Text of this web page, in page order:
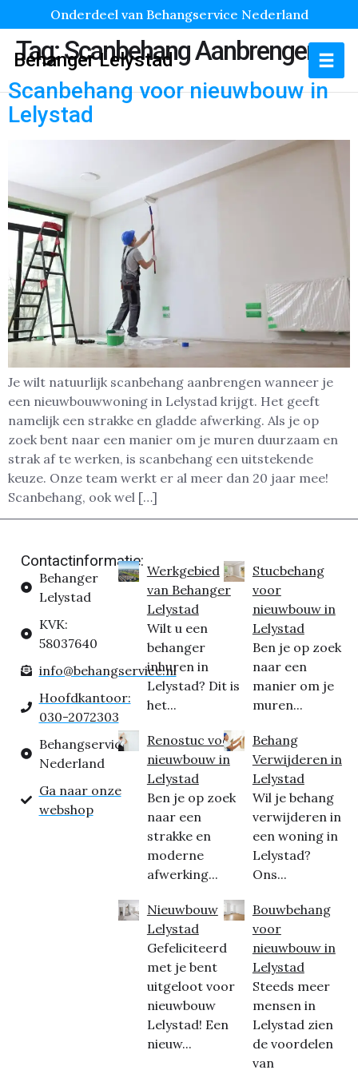
Onderdeel van Behangservice Nederland
Behanger Lelystad
Tag:Scanbehang Aanbrengen
Scanbehang voor nieuwbouw in
Lelystad
Je wilt natuurlijk scanbehang aanbrengen wanneer je
een nieuwbouwwoning in Lelystad krijgt. Het geeft
namelijk een strakke en gladde afwerking. Als je op
zoek bent naar een manier om je muren duurzaam en
strak af te werken, is scanbehang een uitstekende
keuze. Onze team werkt er al meer dan 20 jaar mee!
Scanbehang, ook wel […]
Contactinformatie:
Behanger
Lelystad
KVK:
58037640
info@behangservice.nl
Hoofdkantoor:
030-2072303
Behangservice
Nederland
Ga naar onze
webshop
Werkgebied
van Behanger
Lelystad
Wilt u een
behanger
inhuren in
Lelystad? Dit is
het...
Renostuc voor
nieuwbouw in
Lelystad
Ben je op zoek
naar een
strakke en
moderne
afwerking...
Nieuwbouw
Lelystad
Gefeliciteerd
met je bent
uitgeloot voor
nieuwbouw
Lelystad! Een
nieuw...
Stucbehang
voor
nieuwbouw in
Lelystad
Ben je op zoek
naar een
manier om je
muren...
Behang
Verwijderen in
Lelystad
Wil je behang
verwijderen in
een woning in
Lelystad?
Ons...
Bouwbehang
voor
nieuwbouw in
Lelystad
Steeds meer
mensen in
Lelystad zien
de voordelen
van